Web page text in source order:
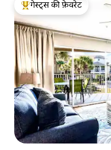
गेस्ट्स का टॉप फ़ेवरेट
गेस्ट्स की फ़ेवरेट